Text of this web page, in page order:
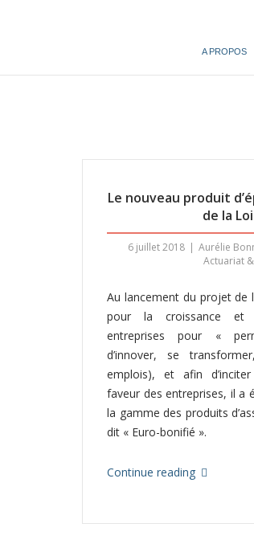
A PROPOS
Le nouveau produit
de la
6 juillet 2018
Aurélie
Actuariat
Au lancement du projet de
pour la croissance et
entreprises pour «
d’innover, se
emplois), et afin
faveur des entreprises, il a
la gamme des produits
dit « Euro-bonifié ».
Continue reading